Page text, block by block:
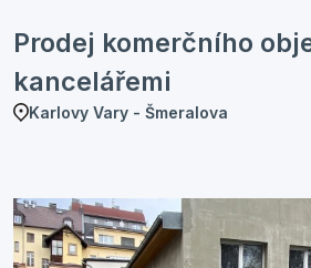
Prodej komerčního
kancelářemi
Karlovy Vary - Šmeralova